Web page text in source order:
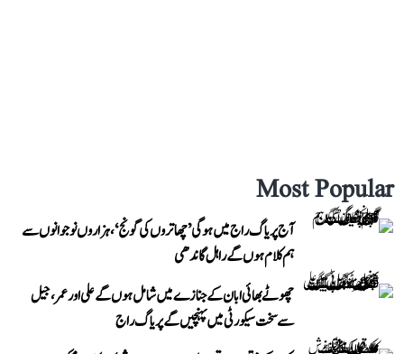
Most Popular
آج پریاگ راج میں ہوگی ’چھاتروں کی گونج‘، ہزاروں نوجوانوں سے
ہم کلام ہوں گے راہل گاندھی
چھوٹے بھائی ابان کے جنازے میں شامل ہوں گے علی اور عمر، جیل
سے سخت سیکورٹی میں پہنچیں گے پریاگ راج